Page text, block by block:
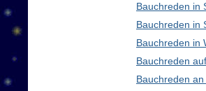
Bauchreden in
Bauchreden in
Bauchreden in
Bauchreden
Bauchreden